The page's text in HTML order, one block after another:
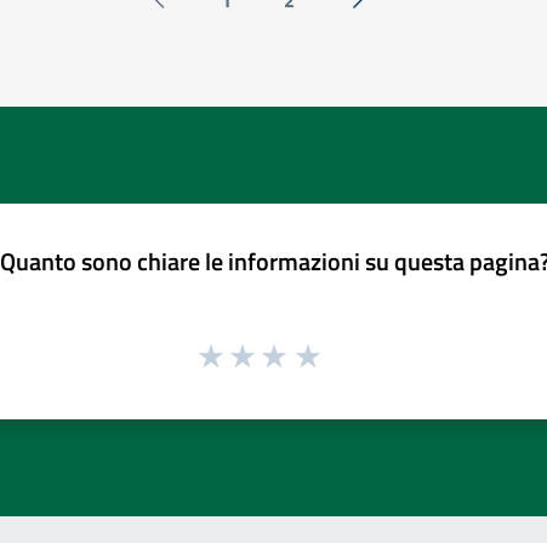
Pagina precedente Successiva »
Quanto sono chiare le informazioni su questa